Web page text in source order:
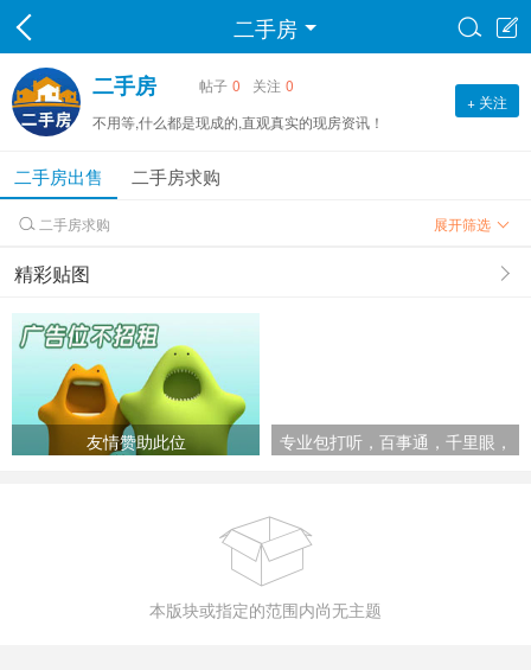
二手房 

二手房 帖子 0 关注 0
不用等,什么都是现成的,直观真实的现房资讯！
+ 关注
二手房出售 二手房求购
 二手房求购 展开筛选
精彩贴图
友情赞助此位
专业包打听，百事通，千里眼，

本版块或指定的范围内尚无主题